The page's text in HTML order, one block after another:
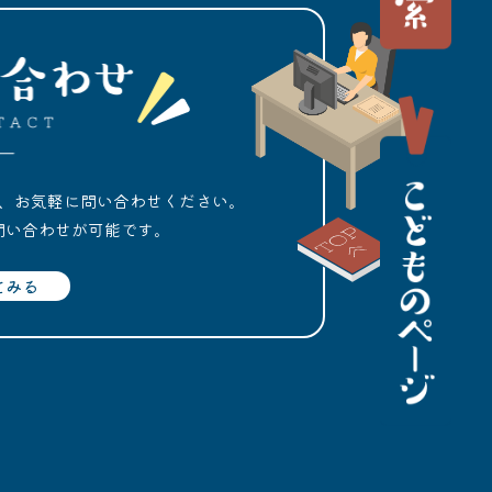
気軽に問い合わせください。
合わせが可能です。
る